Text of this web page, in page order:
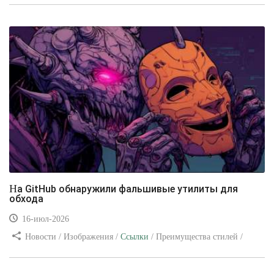
На GitHub обнаружили фальшивые утилиты для
обхода
16-июл-2026
Новости / Изображения / Ссылки / Преимущества стилей /